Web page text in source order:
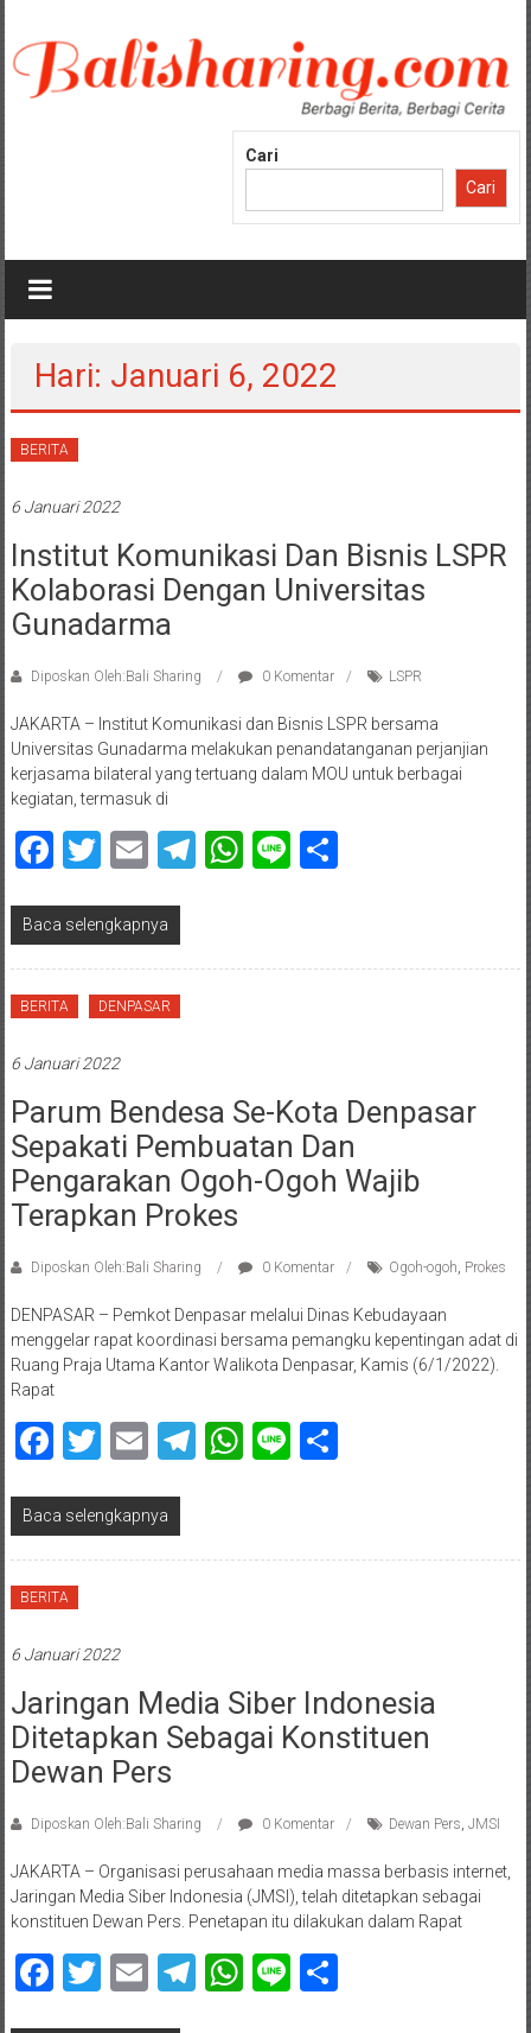
konten
Cari
Cari
Hari: Januari 6, 2022
BERITA
6 Januari 2022
Institut Komunikasi Dan Bisnis LSPR
Kolaborasi Dengan Universitas
Gunadarma
Diposkan Oleh:Bali Sharing 0 Komentar LSPR
JAKARTA – Institut Komunikasi dan Bisnis LSPR bersama
Universitas Gunadarma melakukan penandatanganan perjanjian
kerjasama bilateral yang tertuang dalam MOU untuk berbagai
kegiatan, termasuk di
Facebook
Twitter
EmailTelegram
WhatsApp
LineShare
Baca selengkapnya
BERITA DENPASAR
6 Januari 2022
Parum Bendesa Se-Kota Denpasar
Sepakati Pembuatan Dan
Pengarakan Ogoh-Ogoh Wajib
Terapkan Prokes
Diposkan Oleh:Bali Sharing 0 Komentar Ogoh-ogoh, Prokes
DENPASAR – Pemkot Denpasar melalui Dinas Kebudayaan
menggelar rapat koordinasi bersama pemangku kepentingan adat di
Ruang Praja Utama Kantor Walikota Denpasar, Kamis (6/1/2022).
Rapat
Facebook
Twitter
EmailTelegram
WhatsApp
LineShare
Baca selengkapnya
BERITA
6 Januari 2022
Jaringan Media Siber Indonesia
Ditetapkan Sebagai Konstituen
Dewan Pers
Diposkan Oleh:Bali Sharing 0 Komentar Dewan Pers, JMSI
JAKARTA – Organisasi perusahaan media massa berbasis internet,
Jaringan Media Siber Indonesia (JMSI), telah ditetapkan sebagai
konstituen Dewan Pers. Penetapan itu dilakukan dalam Rapat
Facebook
Twitter
EmailTelegram
WhatsApp
LineShare